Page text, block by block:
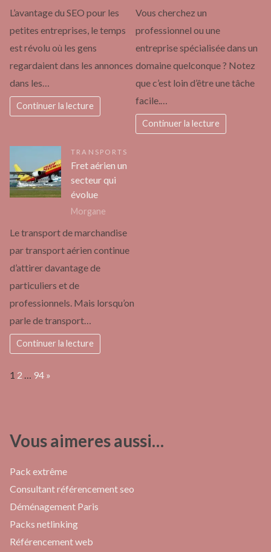
L’avantage du SEO pour les
petites entreprises, le temps
est révolu où les gens
regardaient dans les annonces
dans les…
Continuer la lecture
Vous cherchez un
professionnel ou une
entreprise spécialisée dans un
domaine quelconque ? Notez
que c’est loin d’être une tâche
facile.…
Continuer la lecture
TRANSPORTS
Fret aérien un
secteur qui
évolue
Morgane
Le transport de marchandise
par transport aérien continue
d’attirer davantage de
particuliers et de
professionnels. Mais lorsqu’on
parle de transport…
Continuer la lecture
Page:
1 2 … 94 Next
»
Vous aimeres aussi…
Pack extrême
Consultant référencement seo
Déménagement Paris
Packs netlinking
Référencement web